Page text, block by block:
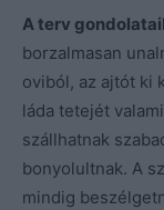
A terv
borzalmasan
oviból, az ajtót ki
láda tetejét
szállhatnak
bonyolultnak. A
mindig